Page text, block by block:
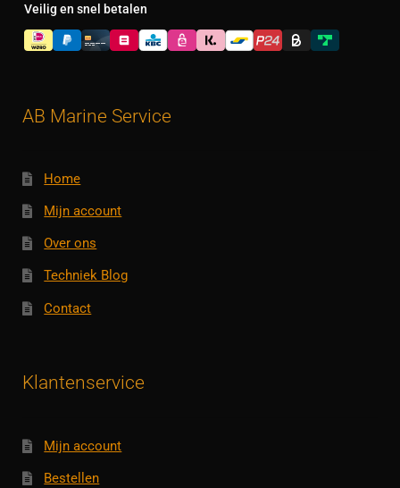
Veilig en snel betalen
AB Marine Service
Home
Mijn account
Over ons
Techniek Blog
Contact
Klantenservice
Mijn account
Bestellen